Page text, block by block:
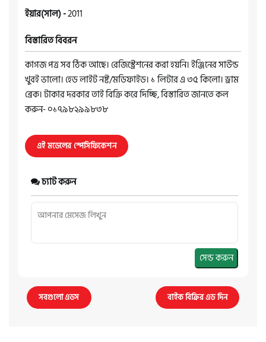
ইয়ার(সাল) -2011
বিস্তারিত বিবরন
কাগজ পত্র সব ঠিক আছে। রেজিস্ট্রেশনের করা হয়নি। ইঞ্জিনের সাউন্ড
খুবই ভালো। হেড লাইট নষ্ট/মডিফাইড। ১ লিটার এ ৩৫ কিলো। ড্রাম
ব্রেক। টাকার দরকার তাই বিক্রি করে দিচ্ছি, বিস্তারিত জানতে কল
করুন- ০১৭৯৮২৯৯৮৩৮
এই মডেলের স্পেসিফিকেশন
চ্যাট করুন
সেন্ড করুন
সবগুলো এডস বাইক বিক্রির এড দিন